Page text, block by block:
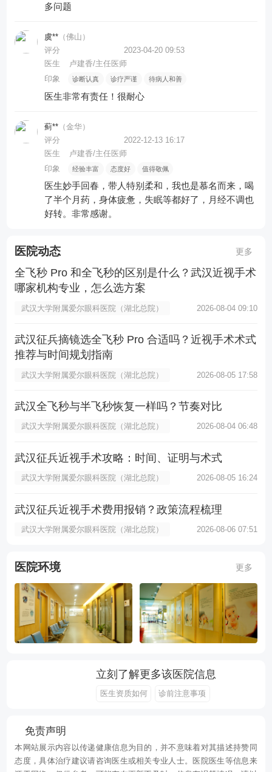
多问题
虞**（佛山）
评分
2023-04-20 09:53
医生
卢建香/主任医师
印象
诊断认真 诊疗严谨 待病人和善
医生非常有责任！很耐心
蓟**（金华）
评分
2022-12-13 16:17
医生
卢建香/主任医师
印象
经验丰富 态度好 值得敬佩
医生妙手回春，带人特别柔和，我也是慕名而来，喝
了半个月药，身体疲惫，失眠等都好了，月经不调也
好转。非常感谢。
医院动态 更多
全飞秒 Pro 和全飞秒的区别是什么？武汉近视手术
哪家机构专业，怎么选方案
武汉大学附属爱尔眼科医院（湖北总院） 2026-08-04 09:10
武汉征兵摘镜选全飞秒 Pro 合适吗？近视手术术式
推荐与时间规划指南
武汉大学附属爱尔眼科医院（湖北总院） 2026-08-05 17:58
武汉全飞秒与半飞秒恢复一样吗？节奏对比
武汉大学附属爱尔眼科医院（湖北总院） 2026-08-04 06:48
武汉征兵近视手术攻略：时间、证明与术式
武汉大学附属爱尔眼科医院（湖北总院） 2026-08-05 16:24
武汉征兵近视手术费用报销？政策流程梳理
武汉大学附属爱尔眼科医院（湖北总院） 2026-08-06 07:51
医院环境 更多
立刻了解更多该医院信息
医生资质如何 诊前注意事项
免责声明
本网站展示内容以传递健康信息为目的，并不意味着对其描述持赞同
态度，具体治疗建议请咨询医生或相关专业人士。医院医生等信息来